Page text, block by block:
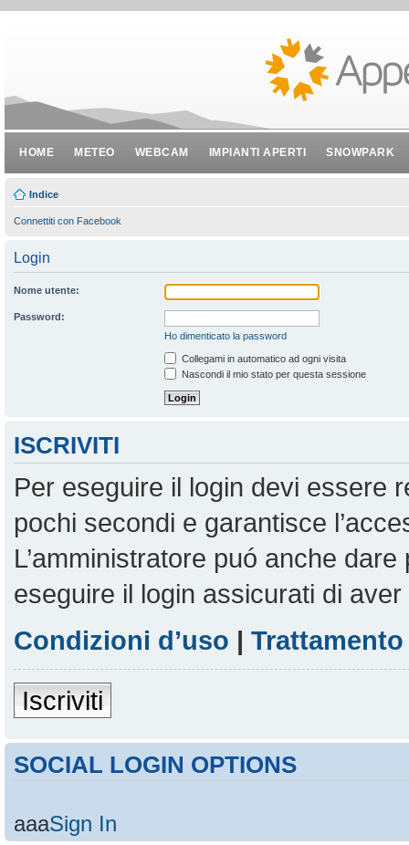
HOME METEO WEBCAM IMPIANTI APERTI SNOWPARK
Indice
Connettiti con Facebook
Login
Nome utente:
Password:
Ho dimenticato la password
Collegami in automatico ad ogni visita
Nascondi il mio stato per questa sessione
ISCRIVITI
Per eseguire il login devi essere
pochi secondi e garantisce
L’amministratore puó anche
eseguire il login assicurati di
Condizioni d’uso |
Iscriviti
SOCIAL LOGIN OPTIONS
aaaSign In